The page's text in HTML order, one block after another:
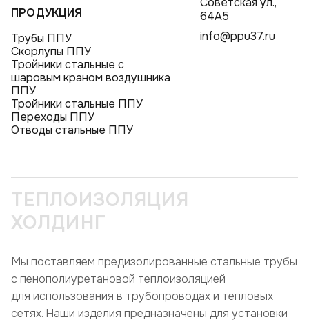
ПРОДУКЦИЯ
Трубы ППУ
Скорлупы ППУ
Тройники стальные с
шаровым краном воздушника
ППУ
Тройники стальные ППУ
Переходы ППУ
Отводы стальные ППУ
64А5
info@ppu37.ru
ТЕПЛОИЗОЛЯЦИЯ
ХОЛДИНГ
Мы поставляем предизолированные стальные трубы
с пенополиуретановой теплоизоляцией
для использования в трубопроводах и тепловых
сетях. Наши изделия предназначены для установки